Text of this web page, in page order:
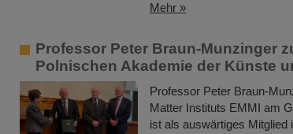
Mehr »
Professor Peter Braun-Munzinger
Polnischen Akademie der Künste
Professor Peter Braun-
Matter Instituts EMMI am
ist als auswärtiges Mitglied